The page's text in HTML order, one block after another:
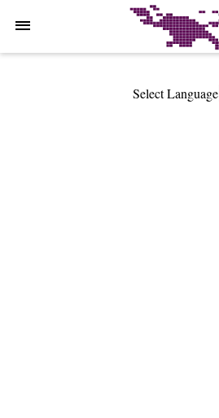
Select Language